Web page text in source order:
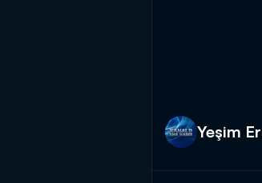
Yeşim